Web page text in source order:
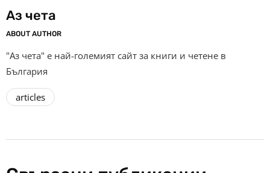
Аз чета
ABOUT AUTHOR
"Аз чета" е най-големият сайт за книги и четене в
България
articles